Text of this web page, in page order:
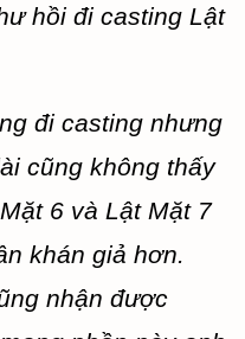
hồi đi casting Lật
đi casting nhưng
cũng không thấy
6 và Lật Mặt 7
khán giả hơn.
nhận được